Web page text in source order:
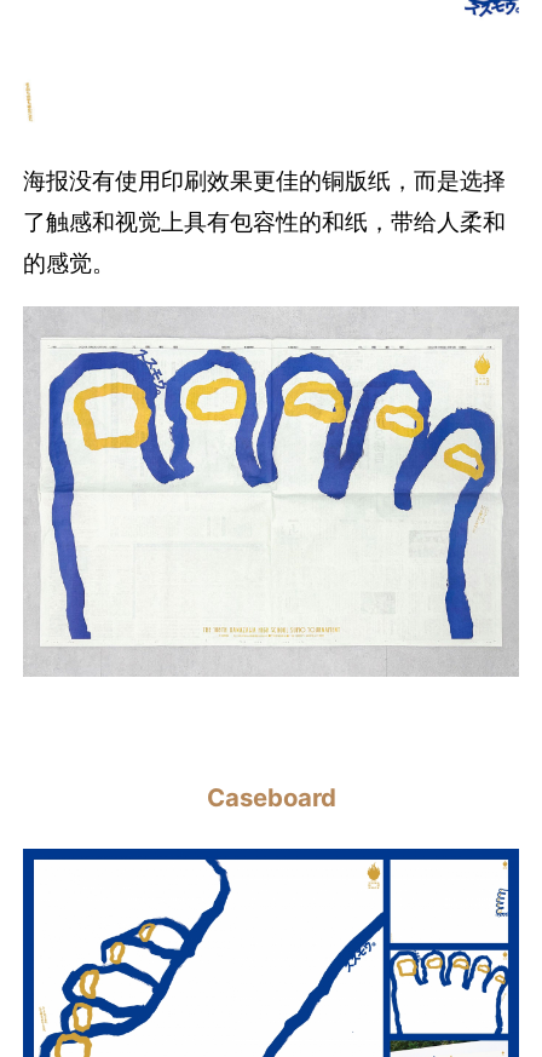
海报没有使用印刷效果更佳的铜版纸，而是选择
了触感和视觉上具有包容性的和纸，带给人柔和
的感觉。
Caseboard